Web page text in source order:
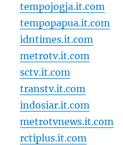
tempojogja.it.com
tempopapua.it.com
idntimes.it.com
metrotv.it.com
sctv.it.com
transtv.it.com
indosiar.it.com
metrotvnews.it.com
rctiplus.it.com